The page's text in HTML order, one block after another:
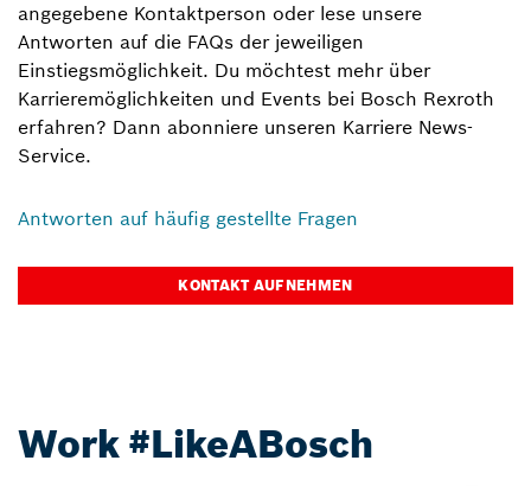
angegebene Kontaktperson oder lese unsere
Antworten auf die FAQs der jeweiligen
Einstiegsmöglichkeit. Du möchtest mehr über
Karrieremöglichkeiten und Events bei Bosch Rexroth
erfahren? Dann abonniere unseren Karriere News-
Service.
Antworten auf häufig gestellte Fragen
KONTAKT AUFNEHMEN
Work #LikeABosch